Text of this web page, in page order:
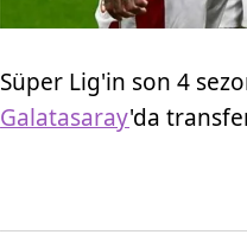
Süper Lig'in son 4
Galatasaray'da